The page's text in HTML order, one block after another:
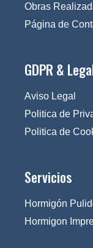
Obras
Página de
GDPR &
Aviso Legal
Politica de
Politica de
Servicios
Hormigón
Hormigon